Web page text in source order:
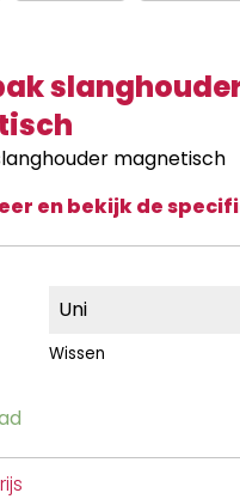
magnetisch
en bekijk de
Wissen